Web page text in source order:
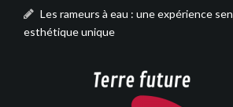
Les rameurs à eau : une expérience
esthétique unique